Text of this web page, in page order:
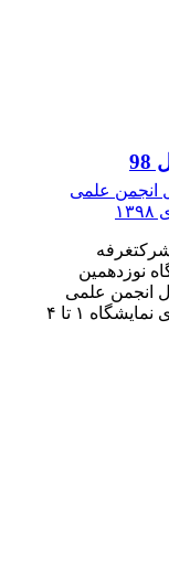
انجمن علمی
شرکت آرین درمان پژوه سال ۹۸ شرکتغرفه
سال ۹۸ نمایشگاه نوزدهمین
انجمن علمی
پروستودونتیست های ایران تاریخ برگزاری نمایشگاه ۱ تا ۴